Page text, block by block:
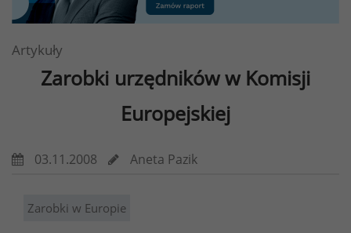
Artykuły
Zarobki urzędników w Komisji
Europejskiej
03.11.2008 Aneta Pazik
Zarobki w Europie